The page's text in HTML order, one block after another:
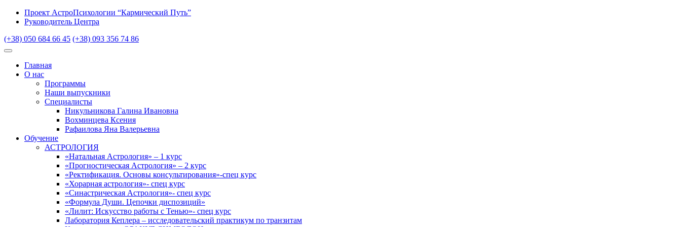
Проект АстроПсихологии “Кармический Путь”
Руководитель Центра
(+38) 050 684 66 45 (+38) 093 356 74 86
Главная
О нас
Программы
Наши выпускники
Специалисты
Никульникова Галина Ивановна
Вохминцева Ксения
Рафаилова Яна Валерьевна
Обучение
АСТРОЛОГИЯ
«Натальная Астрология» – 1 курс
«Прогностическая Астрология» – 2 курс
«Ректификация. Основы консультирования»-спец курс
«Хорарная астрология»- спец курс
«Синастрическая Астрология»- спец курс
«Формула Души. Цепочки диспозиций»
«Лилит: Искусство работы с Тенью»- спец курс
Лаборатория Кеплера – исследовательский практикум по транзитам